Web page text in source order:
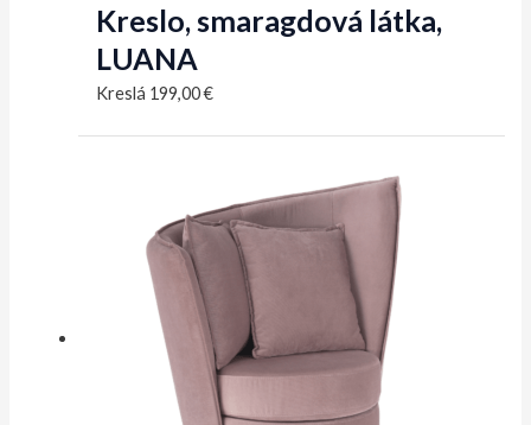
Kreslo, smaragdová látka,
LUANA
Kreslá 199,00€